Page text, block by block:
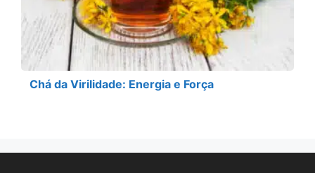
Chá da Virilidade: Energia e Força